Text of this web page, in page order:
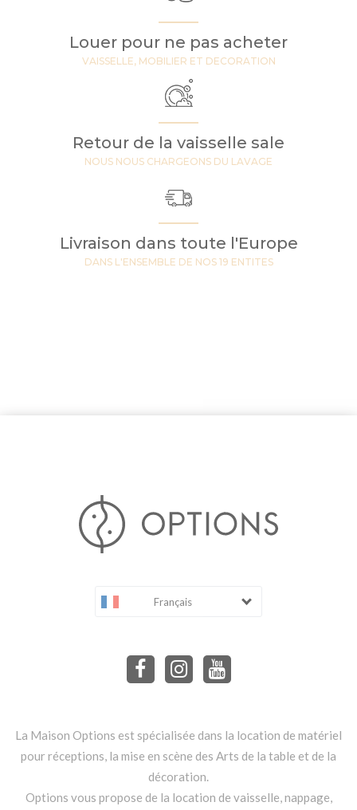
Louer pour ne pas acheter
VAISSELLE, MOBILIER ET DECORATION
Retour de la vaisselle sale
NOUS NOUS CHARGEONS DU LAVAGE
Livraison dans toute l'Europe
DANS L'ENSEMBLE DE NOS 19 ENTITES
Français
La Maison Options est spécialisée dans la location de matériel
pour réceptions, la mise en scène des Arts de la table et de la
décoration.
Options vous propose de la location de vaisselle, nappage,